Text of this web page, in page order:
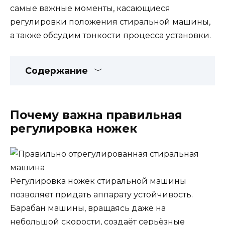
самые важные моменты, касающиеся
регулировки положения стиральной машины,
а также обсудим тонкости процесса установки.
Содержание
Почему важна правильная
регулировка ножек
Регулировка ножек стиральной машины
позволяет придать аппарату устойчивость.
Барабан машины, вращаясь даже на
небольшой скорости, создаёт серьёзные